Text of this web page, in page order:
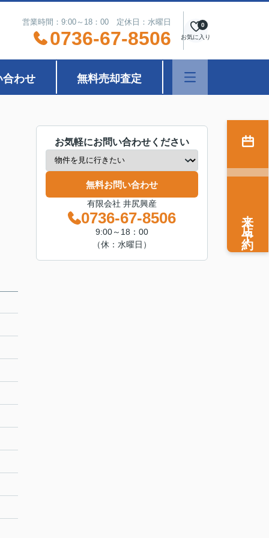
営業時間：9:00～18：00 定休日：水曜日
0736-67-8506 お気に入り
0
合わせ 無料売却査定
お気軽にお問い合わせください
無料お問い合わせ
有限会社 井尻興産
0736-67-8506
9:00～18：00
（休：水曜日）
来店予約